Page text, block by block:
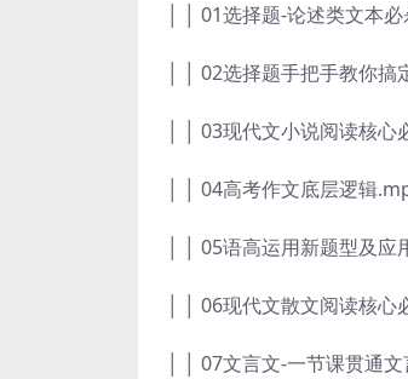
│ │ 01选择题-论述类文本
│ │ 02选择题手把手教你
│ │ 03现代文小说阅读核
│ │ 04高考作文底层逻辑
│ │ 05语高运用新题型及
│ │ 06现代文散文阅读核
│ │ 07文言文-一节课贯通